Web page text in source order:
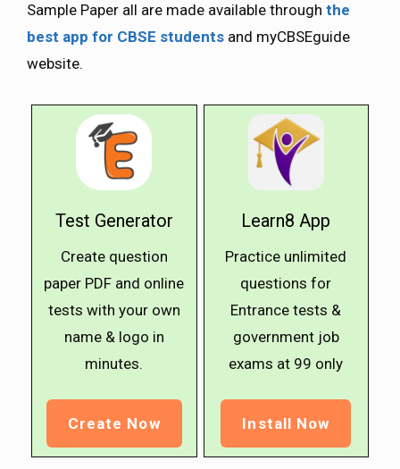
Sample Paper all are made available through the
best app for CBSE students and myCBSEguide
website.
Test Generator
Create question
paper PDF and online
tests with your own
name & logo in
minutes.
Create Now
Learn8 App
Practice unlimited
questions for
Entrance tests &
government job
exams at ₹99 only
Install Now